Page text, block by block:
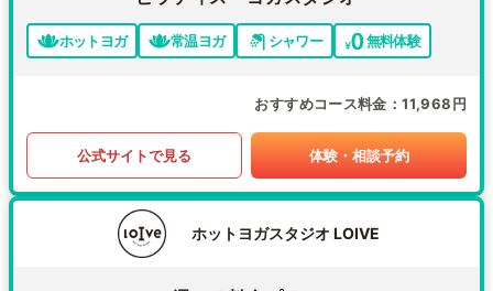
ホットヨガ 常温ヨガ シャワー 無料体験
おすすめコース料金 11,968円
公式サイトで見る 体験・相談予約
ホットヨガスタジオ LOIVE